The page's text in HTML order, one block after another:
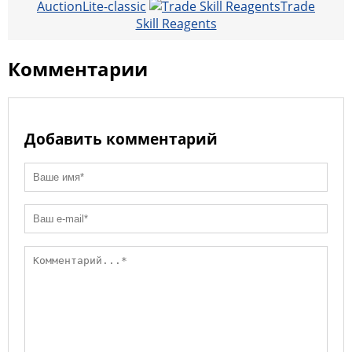
pRAuctionLite-classic
Trade
Skill Reagents
Комментарии
Добавить комментарий